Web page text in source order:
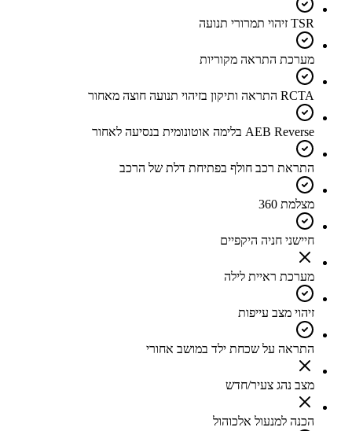
TSR זיהוי תמרורי תנועה
מערכת התראה מקוריות
RCTA התראה ותיקון בזיהוי תנועה חוצה מאחור
AEB Reverse בלימה אוטונומית בנסיעה לאחור
התראת רכב חולף בפתיחת דלת של הרכב
מצלמת 360
חיישני חניה היקפיים
מערכת ראיית לילה
זיהוי מצב עייפות
התראה על שכחת ילד במושב אחורי
מצב נהג צעיר/חדש
הכנה למנעול אלכוהול